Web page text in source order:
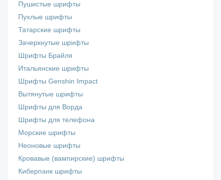
Пушистые шрифты
Пухлые шрифты
Татарские шрифты
Зачеркнутые шрифты
Шрифты Брайля
Итальянские шрифты
Шрифты Genshin Impact
Вытянутые шрифты
Шрифты для Ворда
Шрифты для телефона
Морские шрифты
Неоновые шрифты
Кровавые (вампирские) шрифты
Киберпанк шрифты